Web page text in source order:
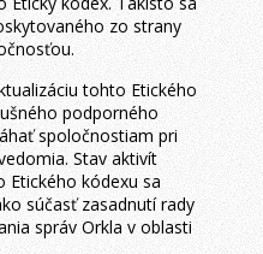
zo strany
tohto Etického
podporného
spoločnostiam pri
Stav aktivít
kódexu sa
súčasť zasadnutí rady
správ Orkla v oblasti